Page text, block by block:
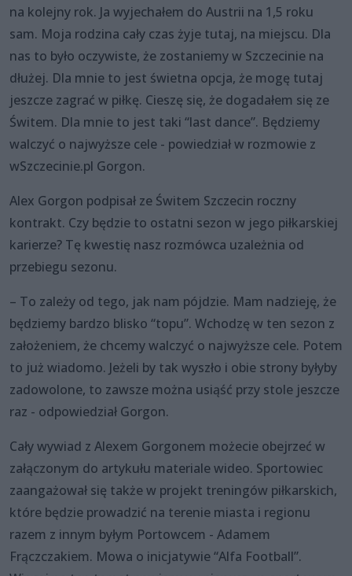
na kolejny rok. Ja wyjechałem do Austrii na 1,5 roku
sam. Moja rodzina cały czas żyje tutaj, na miejscu. Dla
nas to było oczywiste, że zostaniemy w Szczecinie na
dłużej. Dla mnie to jest świetna opcja, że mogę tutaj
jeszcze zagrać w piłkę. Cieszę się, że dogadałem się ze
Świtem. Dla mnie to jest taki “last dance”. Będziemy
walczyć o najwyższe cele - powiedział w rozmowie z
wSzczecinie.pl Gorgon.
Alex Gorgon podpisał ze Świtem Szczecin roczny
kontrakt. Czy będzie to ostatni sezon w jego piłkarskiej
karierze? Tę kwestię nasz rozmówca uzależnia od
przebiegu sezonu.
– To zależy od tego, jak nam pójdzie. Mam nadzieję, że
będziemy bardzo blisko “topu”. Wchodzę w ten sezon z
założeniem, że chcemy walczyć o najwyższe cele. Potem
to już wiadomo. Jeżeli by tak wyszło i obie strony byłyby
zadowolone, to zawsze można usiąść przy stole jeszcze
raz - odpowiedział Gorgon.
Cały wywiad z Alexem Gorgonem możecie obejrzeć w
załączonym do artykułu materiale wideo. Sportowiec
zaangażował się także w projekt treningów piłkarskich,
które będzie prowadzić na terenie miasta i regionu
razem z innym byłym Portowcem - Adamem
Frączczakiem. Mowa o inicjatywie “Alfa Football”.